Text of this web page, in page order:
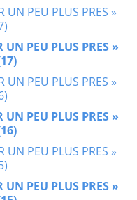
UN PEU PLUS PRES »
UN PEU PLUS PRES »
UN PEU PLUS PRES »